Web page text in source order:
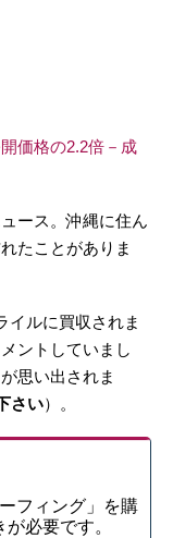
価格の2.2倍－成
ース。沖縄に住ん
たことがありま
イルに買収されま
ントしていまし
思い出されま
さい）。
フィング」を購
必要です。